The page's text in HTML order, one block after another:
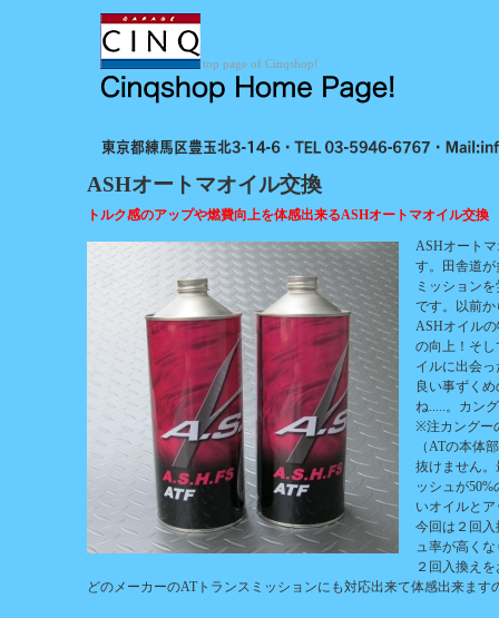
top page of Cinqshop!
ASHオートマオイル交換
トルク感のアップや燃費向上を体感出来るASHオートマオイル交換
ASHオート
す。田舎道
ミッション
です。以前
ASHオイル
の向上！そ
イルに出会
良い事ずく
ね.....。カン
※注カングー
（ATの本体
抜けません
ッシュが
いオイルと
今回は２回
ュ率が高く
２回入換え
どのメーカーのATトランスミッションにも対応出来て体感出来ます